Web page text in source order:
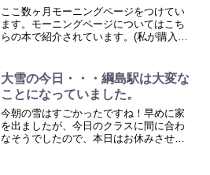
ここ数ヶ月モーニングページをつけてい
ます。モーニングページについてはこち
らの本で紹介されています。(私が購入し
行本（ソフトカバー） – 2017/5/8 ジュリ
ア・...
大雪の今日・・・綱島駅は大変な
ことになっていました。
今朝の雪はすごかったですね！早めに家
を出ましたが、今日のクラスに間に合わ
なそうでしたので、本日はお休みさせて